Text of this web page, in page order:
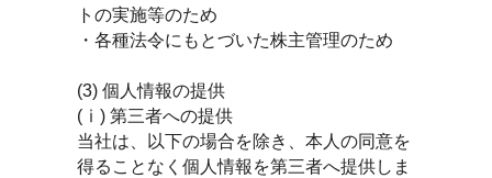
トの実施等のため
・各種法令にもとづいた株主管理のため
(3) 個人情報の提供
(ⅰ) 第三者への提供
当社は、以下の場合を除き、本人の同意を
得ることなく個人情報を第三者へ提供しま